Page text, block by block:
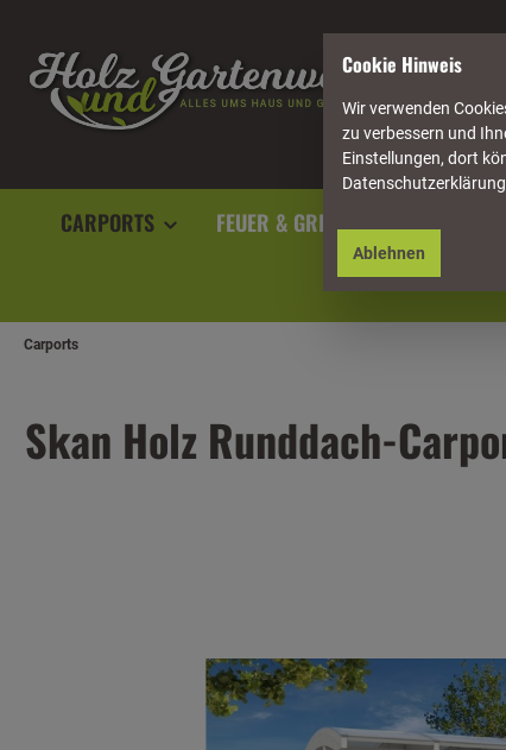
CARPORTS FEUER & GRILL
Carports
Skan Holz Runddach-
Cookie Hinweis
Wir verwenden
zu verbessern und
Einstellungen, dort
Ablehnen